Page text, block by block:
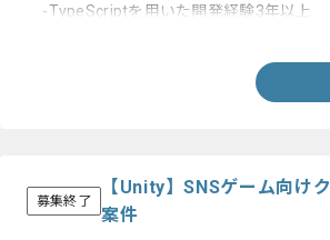
-TypeScriptを用いた開発経験3年以上
募集終了
【Unity】SNSゲーム向け
案件